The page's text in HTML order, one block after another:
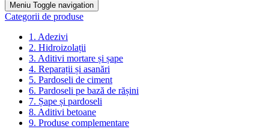
Meniu Toggle navigation
Categorii de produse
1. Adezivi
2. Hidroizolații
3. Aditivi mortare și șape
4. Reparații și asanări
5. Pardoseli de ciment
6. Pardoseli pe bază de rășini
7. Șape și pardoseli
8. Aditivi betoane
9. Produse complementare